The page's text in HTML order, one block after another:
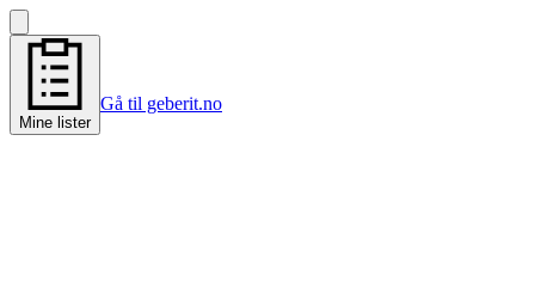
Mine lister
Gå til geberit.no